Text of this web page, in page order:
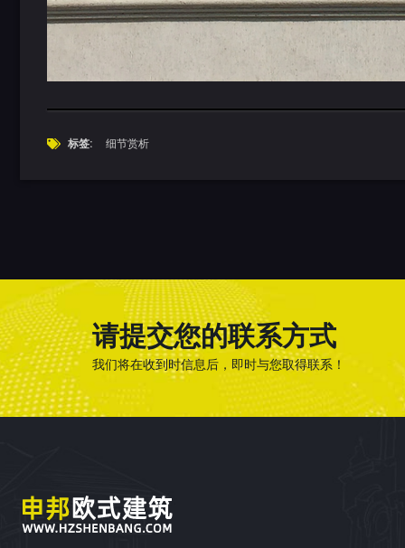
标签: 细节赏析
请提交您的联系方式
我们将在收到时信息后，即时与您取得联系！